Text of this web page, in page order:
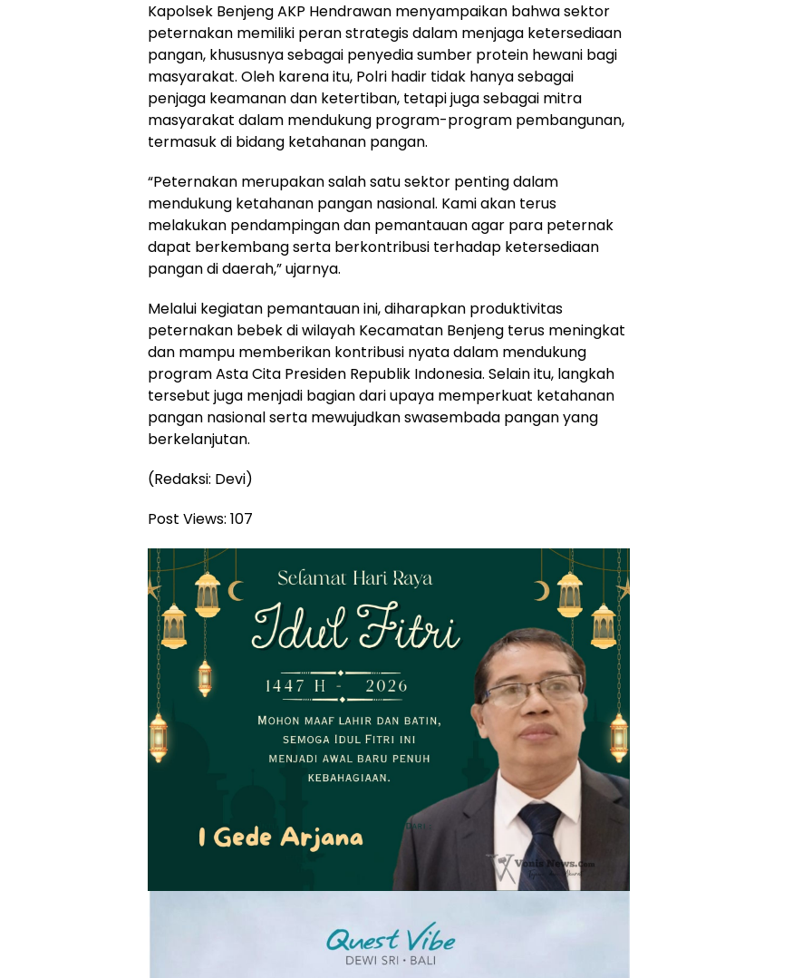
Kapolsek Benjeng AKP Hendrawan menyampaikan bahwa sektor
peternakan memiliki peran strategis dalam menjaga ketersediaan
pangan, khususnya sebagai penyedia sumber protein hewani bagi
masyarakat. Oleh karena itu, Polri hadir tidak hanya sebagai
penjaga keamanan dan ketertiban, tetapi juga sebagai mitra
masyarakat dalam mendukung program-program pembangunan,
termasuk di bidang ketahanan pangan.
“Peternakan merupakan salah satu sektor penting dalam
mendukung ketahanan pangan nasional. Kami akan terus
melakukan pendampingan dan pemantauan agar para peternak
dapat berkembang serta berkontribusi terhadap ketersediaan
pangan di daerah,” ujarnya.
Melalui kegiatan pemantauan ini, diharapkan produktivitas
peternakan bebek di wilayah Kecamatan Benjeng terus meningkat
dan mampu memberikan kontribusi nyata dalam mendukung
program Asta Cita Presiden Republik Indonesia. Selain itu, langkah
tersebut juga menjadi bagian dari upaya memperkuat ketahanan
pangan nasional serta mewujudkan swasembada pangan yang
berkelanjutan.
(Redaksi: Devi)
Post Views: 107